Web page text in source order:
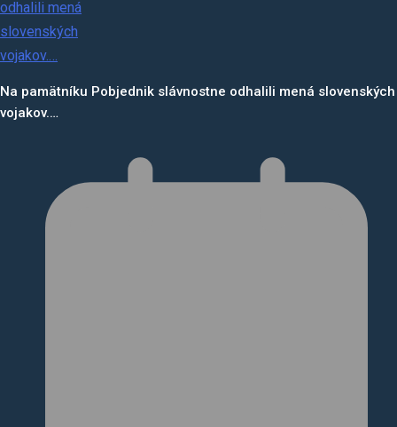
Na pamätníku Pobjednik slávnostne odhalili mená slovenských
vojakov.…